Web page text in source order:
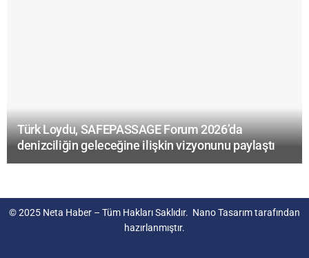
Türk Loydu, SAFEPASSAGE Forum 2026’da
denizciliğin geleceğine ilişkin vizyonunu paylaştı
© 2025 Neta Haber – Tüm Hakları Saklıdır. Nano Tasarımtarafından
hazırlanmıştır.